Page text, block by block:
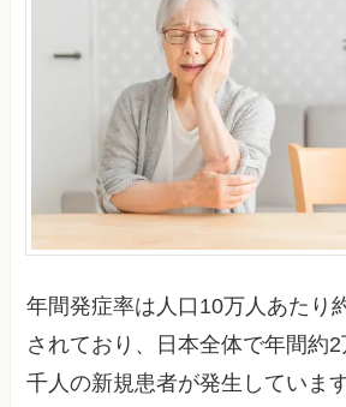
年間発症率は人口10万人あたり
されており、日本全体で年間約
千人の新規患者が発生していま